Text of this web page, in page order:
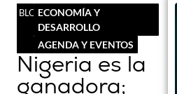
BLOGECONOMÍA Y
DESARROLLO
AGENDA Y EVENTOS
Nigeria es la
ganadora;